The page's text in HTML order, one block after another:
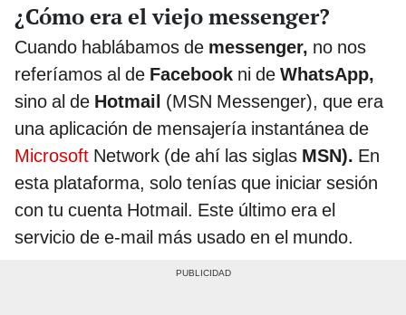
¿Cómo era el viejo messenger?
Cuando hablábamos de messenger, no nos
referíamos al de Facebook ni de WhatsApp,
sino al de Hotmail (MSN Messenger), que era
una aplicación de mensajería instantánea de
Microsoft Network (de ahí las siglas MSN). En
esta plataforma, solo tenías que iniciar sesión
con tu cuenta Hotmail. Este último era el
servicio de e-mail más usado en el mundo.